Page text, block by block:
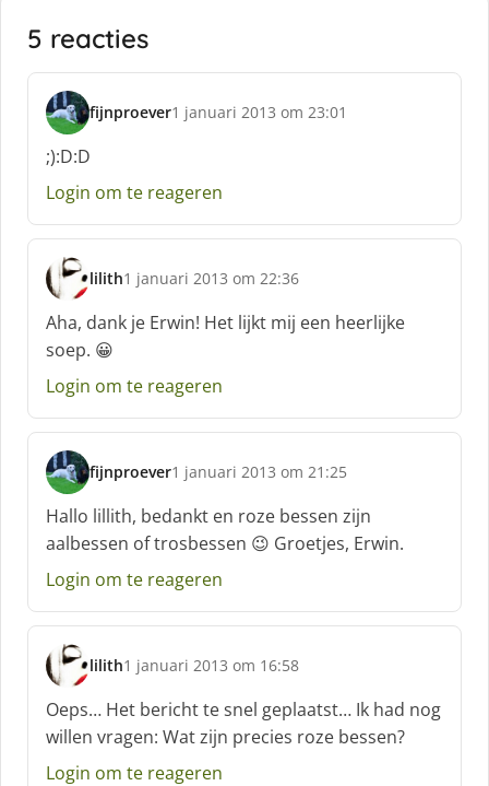
5 reacties
fijnproever
s
c
h
r
e
f
:
1 januari 2013 om 23:01
;):D:D
Login om te reageren
lilith
s
c
h
r
e
f
1 januari 2013 om 22:36
Aha, dank je Erwin! Het lijkt mij een heerlijke
soep. 😀
Login om te reageren
fijnproever
s
c
h
r
e
f
1 januari 2013 om 21:25
Hallo lillith, bedankt en roze bessen zijn
aalbessen of trosbessen 😉 Groetjes, Erwin.
Login om te reageren
lilith
s
c
h
r
e
1 januari 2013 om 16:58
Oeps… Het bericht te snel geplaatst… Ik had nog
willen vragen: Wat zijn precies roze bessen?
Login om te reageren